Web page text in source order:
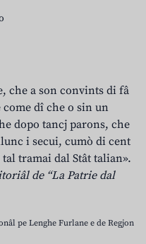
che a son convints di fâ
dî che o sin un
dopo tancj parons, che
i secui, cumò di cent
tramai dal Stât talian».
de “La Patrie dal
pe Lenghe Furlane e de Regjon